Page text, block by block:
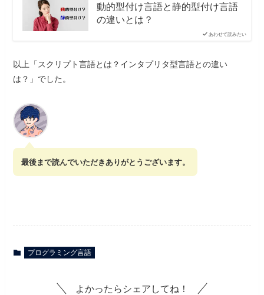
あわせて読みたい
動的型付け言語と静的型付け言語
の違いとは？
以上「スクリプト言語とは？インタプリタ型言語との違い
は？」でした。
最後まで読んでいただきありがとうございます。
プログラミング言語
よかったらシェアしてね！